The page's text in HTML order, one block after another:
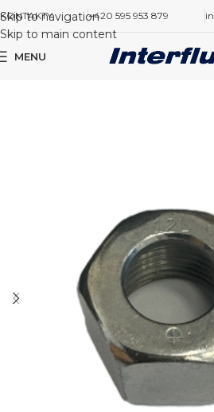
Skip to navigation
Skip to main content
KONTAKTY +420 595 953 879
MENU